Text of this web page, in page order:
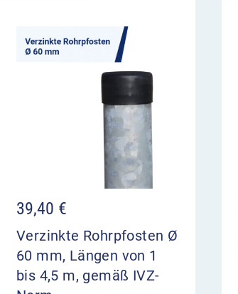
39,40 €
Verzinkte Rohrpfosten Ø
60 mm, Längen von 1
bis 4,5 m, gemäß IVZ-